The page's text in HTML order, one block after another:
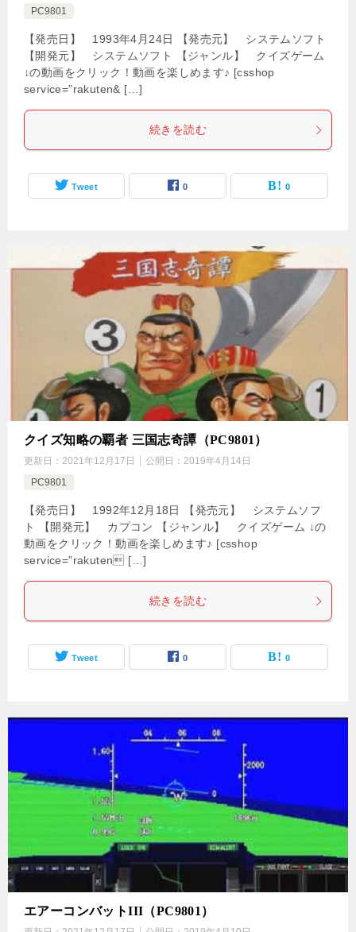
PC9801
【発売日】 1993年4月24日 【発売元】 システムソフト
【開発元】 システムソフト 【ジャンル】 クイズゲーム
↓の動画をクリック！動画を楽しめます♪ [csshop
service=”rakuten& […]
続きを読む
Tweet 0 0
クイズ知略の覇者 三国志奇譚（PC9801）
更新日： 2021年12月17日 公開日： 2019年4月14日
PC9801
【発売日】 1992年12月18日 【発売元】 システムソフ
ト 【開発元】 カプコン 【ジャンル】 クイズゲーム ↓の
動画をクリック！動画を楽しめます♪ [csshop
service=”rakuten […]
続きを読む
Tweet 0 0
エアーコンバットIII（PC9801）